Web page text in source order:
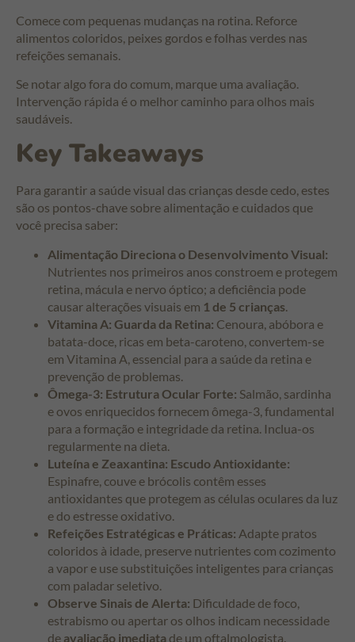
Comece com pequenas mudanças na rotina. Reforce
alimentos coloridos, peixes gordos e folhas verdes nas
refeições semanais.
Se notar algo fora do comum, marque uma avaliação.
Intervenção rápida é o melhor caminho para olhos mais
saudáveis.
Key Takeaways
Para garantir a saúde visual das crianças desde cedo, estes
são os pontos-chave sobre alimentação e cuidados que
você precisa saber:
Alimentação Direciona o Desenvolvimento Visual:
Nutrientes nos primeiros anos constroem e protegem
retina, mácula e nervo óptico; a deficiência pode
causar alterações visuais em 1 de 5 crianças
Vitamina A: Guarda da Retina: Cenoura, abóbora e
batata-doce, ricas em beta-caroteno, convertem-se
em Vitamina A, essencial para a saúde da retina e
prevenção de problemas.
Ômega-3: Estrutura Ocular Forte: Salmão, sardinha
e ovos enriquecidos fornecem ômega-3, fundamental
para a formação e integridade da retina. Inclua-os
regularmente na dieta.
Luteína e Zeaxantina: Escudo Antioxidante:
Espinafre, couve e brócolis contêm esses
antioxidantes que protegem as células oculares da luz
e do estresse oxidativo.
Refeições Estratégicas e Práticas: Adapte pratos
coloridos à idade, preserve nutrientes com cozimento
a vapor e use substituições inteligentes para crianças
com paladar seletivo.
Observe Sinais de Alerta: Dificuldade de foco,
estrabismo ou apertar os olhos indicam necessidade
de avaliação imediata de um oftalmologista.